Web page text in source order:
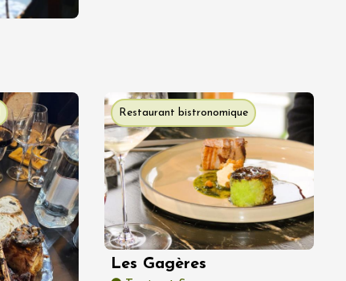
Restaurant bistronomique
Les Gagères